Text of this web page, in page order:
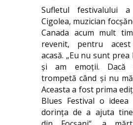
Sufletul festivalului
Cigolea, muzician
Canada acum mult
revenit, pentru acest
acasă. „Eu nu sunt
și am emoții.
trompetă când și nu
Aceasta a fost prima
Blues Festival o
dorința de a ajuta